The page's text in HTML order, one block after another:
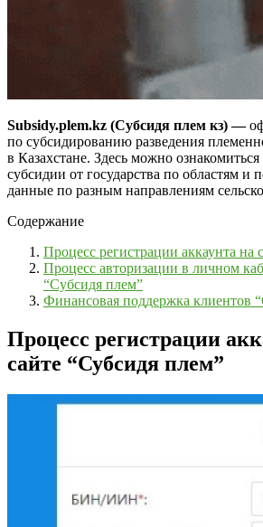
Subsidy.plem.kz (Субсидя плем кз) —
по субсидированию разведения
в Казахстане. Здесь можно ознакомиться
субсидии от государства по областям и
данные по разным направлениям
Содержание
Процесс регистрации аккаунта на
Процесс авторизации в личном
“Субсидя плем”
Финансовая поддержка клиентов
Процесс регистрации
сайте “Субсидя плем”